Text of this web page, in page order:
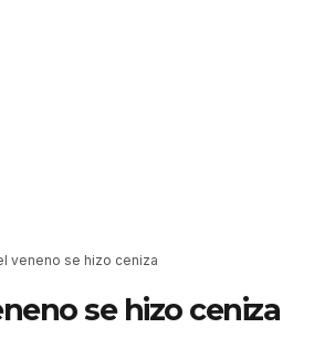
veneno se hizo ceniza
se hizo ceniza